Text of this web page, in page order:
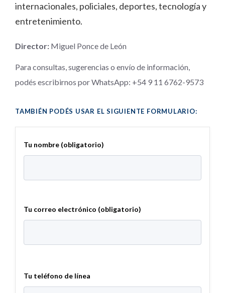
internacionales, policiales, deportes, tecnología y
entretenimiento.
Director: Miguel Ponce de León
Para consultas, sugerencias o envío de información,
podés escribirnos por WhatsApp: +54 9 11 6762-9573
TAMBIÉN PODÉS USAR EL SIGUIENTE FORMULARIO:
Tu nombre (obligatorio)
Tu correo electrónico (obligatorio)
Tu teléfono de línea